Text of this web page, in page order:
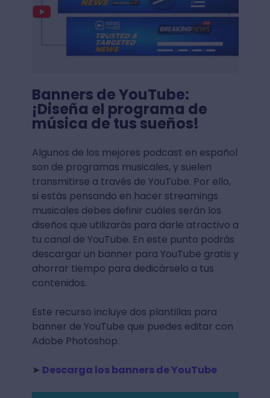
Banners de YouTube:
¡Diseña el programa de
música de tus sueños!
Algunos de los mejores podcast en español
son de programas musicales, y suelen
transmitirse a través de YouTube. Por ello,
si estás pensando en hacer streamings
musicales debes definir cuáles serán los
diseños que utilizarás para darle atractivo a
tu canal de YouTube. En este punto podrás
descargar un banner para YouTube gratis y
ahorrar tiempo para dedicárselo a tus
contenidos.
Este recurso incluye dos plantillas para
banner de YouTube que puedes editar con
Adobe Photoshop.
➤ Descarga los banners de YouTube